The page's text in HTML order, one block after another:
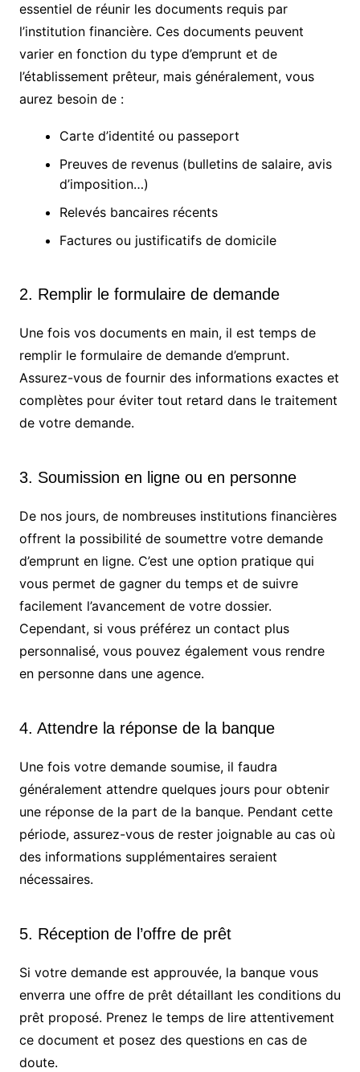
essentiel de réunir les documents requis par
l’institution financière. Ces documents peuvent
varier en fonction du type d’emprunt et de
l’établissement prêteur, mais généralement, vous
aurez besoin de :
Carte d’identité ou passeport
Preuves de revenus (bulletins de salaire, avis
d’imposition…)
Relevés bancaires récents
Factures ou justificatifs de domicile
2. Remplir le formulaire de demande
Une fois vos documents en main, il est temps de
remplir le formulaire de demande d’emprunt.
Assurez-vous de fournir des informations exactes et
complètes pour éviter tout retard dans le traitement
de votre demande.
3. Soumission en ligne ou en personne
De nos jours, de nombreuses institutions financières
offrent la possibilité de soumettre votre demande
d’emprunt en ligne. C’est une option pratique qui
vous permet de gagner du temps et de suivre
facilement l’avancement de votre dossier.
Cependant, si vous préférez un contact plus
personnalisé, vous pouvez également vous rendre
en personne dans une agence.
4. Attendre la réponse de la banque
Une fois votre demande soumise, il faudra
généralement attendre quelques jours pour obtenir
une réponse de la part de la banque. Pendant cette
période, assurez-vous de rester joignable au cas où
des informations supplémentaires seraient
nécessaires.
5. Réception de l’offre de prêt
Si votre demande est approuvée, la banque vous
enverra une offre de prêt détaillant les conditions du
prêt proposé. Prenez le temps de lire attentivement
ce document et posez des questions en cas de
doute.